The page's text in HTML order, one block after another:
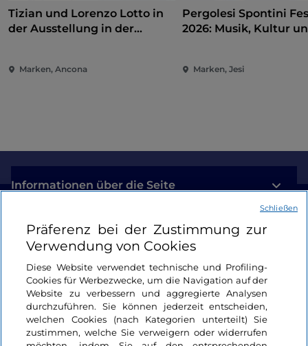
Tizian und Lorenzo Lotto in
der Ausstellung in der
Marken, Ancona
Pergolesi Spontini
2026: Musik, Kultur
Marken, Jesi
Informationen über die Seite
Nützliche Links
Login
Bleiben wir in Kontakt
Präferenz bei der Zustimmung zur
Verwendung von Cookies
Diese Website verwendet technische und Profiling-
Cookies für Werbezwecke, um die Navigation auf der
Website zu verbessern und aggregierte Analysen
durchzuführen. Sie können jederzeit entscheiden,
welchen Cookies (nach Kategorien unterteilt) Sie
zustimmen, welche Sie verweigern oder widerrufen
Schließen